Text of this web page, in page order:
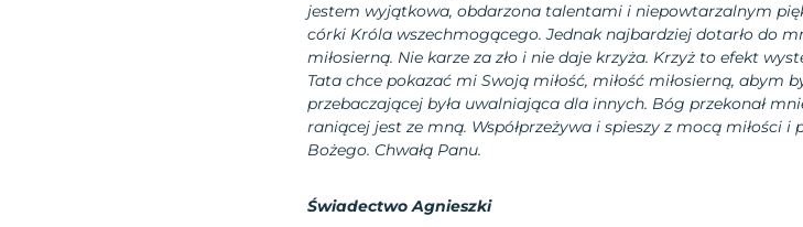
jestem wyjątkowa, obdarzona talentami i niepowtarzalnym
córki Króla wszechmogącego. Jednak najbardziej dotarło do
miłosierną. Nie karze za zło i nie daje krzyża. Krzyż to efekt
Tata chce pokazać mi Swoją miłość, miłość miłosierną, abym
przebaczającej była uwalniająca dla innych. Bóg przekonał
raniącej jest ze mną. Współprzeżywa i spieszy z mocą miłości
Bożego. Chwałą Panu.
Świadectwo Agnieszki